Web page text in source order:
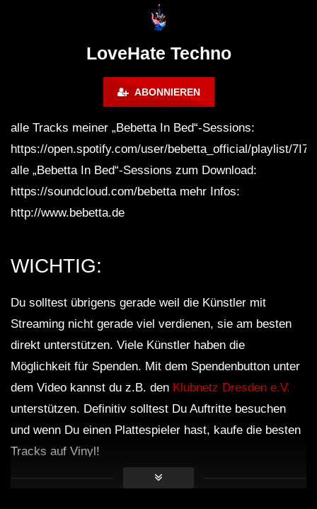
LoveHate Techno
ABONNIEREN
alle Tracks meiner „Bebetta In Bed“-Sessions:
https://open.spotify.com/user/bebetta_official/playlist/
alle „Bebetta In Bed“-Sessions zum Download:
https://soundcloud.com/bebetta mehr Infos:
http://www.bebetta.de
WICHTIG:
Du solltest übrigens gerade weil die Künstler mit
Streaming nicht gerade viel verdienen, sie am besten
direkt unterstützen. Viele Künstler haben die
Möglichkeit für Spenden. Mit dem Spendenbutton unter
dem Video kannst du z.B. den Klubnetz Dresden e.V.
unterstützen. Definitiv solltest Du Auftritte besuchen
und wenn Du einen Plattespieler hast, kaufe die besten
Tracks auf Vinyl!